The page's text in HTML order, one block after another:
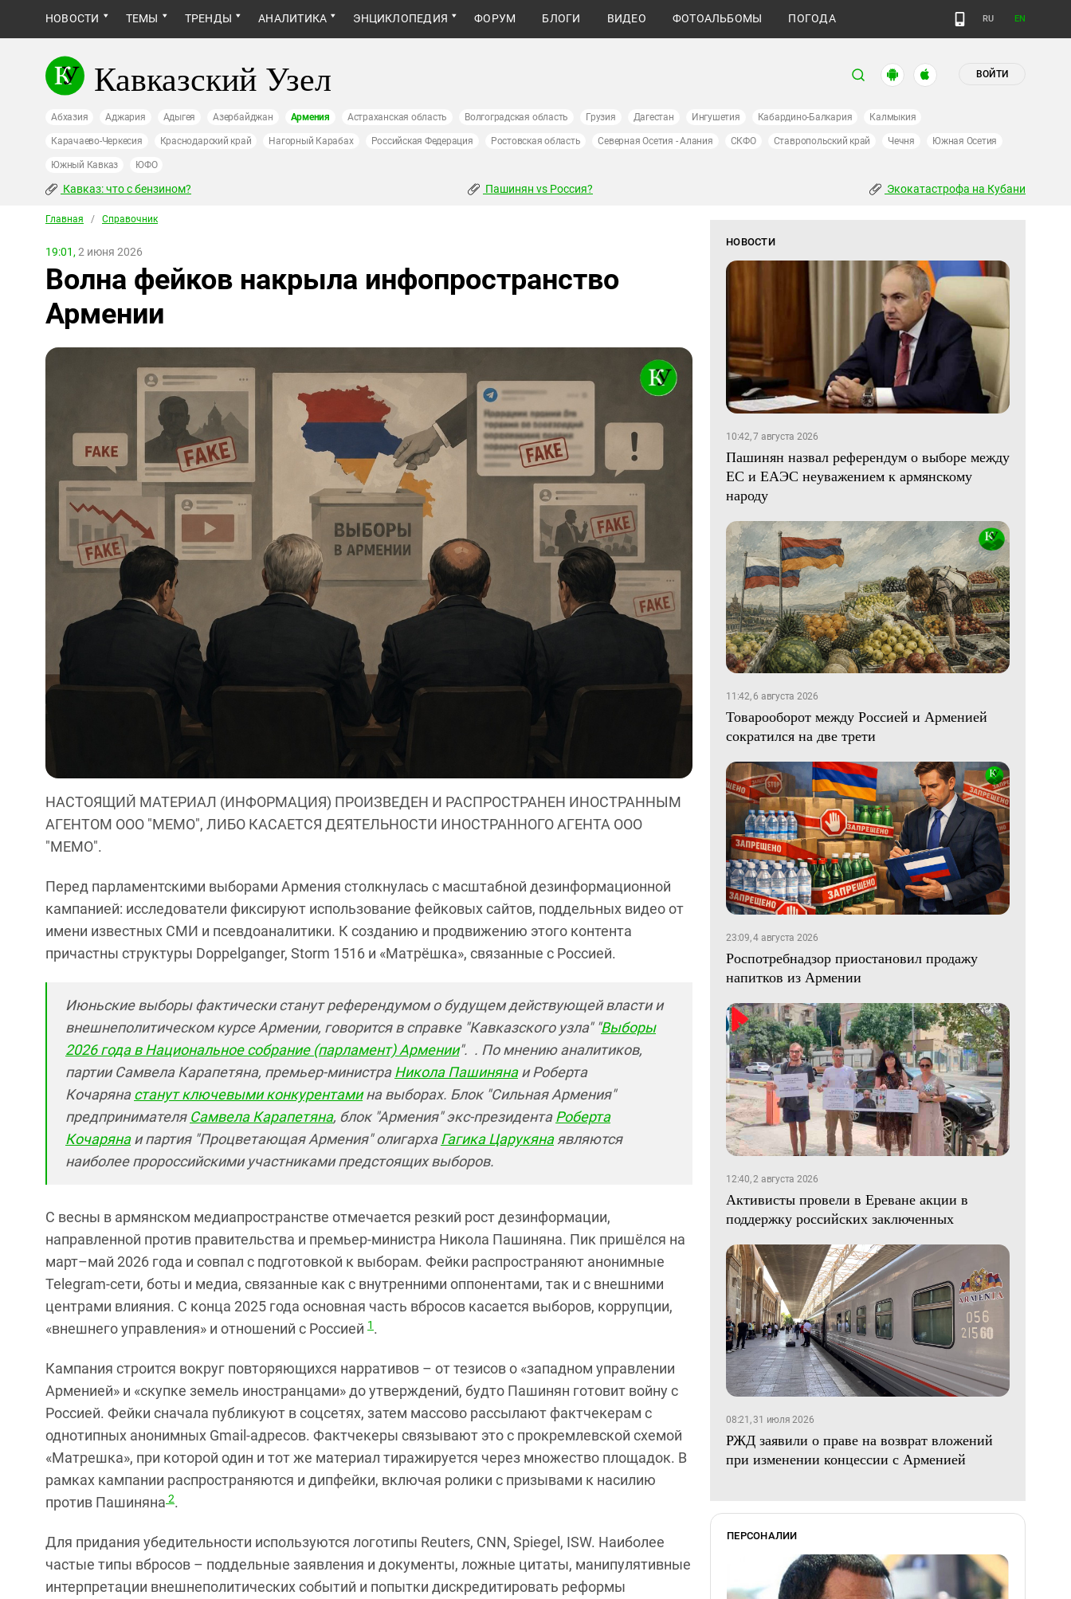
НОВОСТИ ТЕМЫ ТРЕНДЫ АНАЛИТИКА ЭНЦИКЛОПЕДИЯ ФОРУМ БЛОГИ ВИДЕО ФОТОАЛЬБОМЫ ПОГОДА RU EN
Кавказский Узел ВОЙТИ
Абхазия Аджария Адыгея Азербайджан Армения Астраханская область Волгоградская область Грузия Дагестан Ингушетия Кабардино-Балкария Калмыкия
Карачаево-Черкесия Краснодарский край Нагорный Карабах Российская Федерация Ростовская область Северная Осетия - Алания СКФО Ставропольский край Чечня Южная Осетия
Южный Кавказ ЮФО
Кавказ: что с бензином? Пашинян vs Россия? Экокатастрофа на Кубани
Главная / Справочник
19:01, 2 июня 2026
Волна фейков накрыла инфопространство
Армении
НАСТОЯЩИЙ МАТЕРИАЛ (ИНФОРМАЦИЯ) ПРОИЗВЕДЕН И РАСПРОСТРАНЕН ИНОСТРАННЫМ
АГЕНТОМ ООО "МЕМО", ЛИБО КАСАЕТСЯ ДЕЯТЕЛЬНОСТИ ИНОСТРАННОГО АГЕНТА ООО
"МЕМО".
Перед парламентскими выборами Армения столкнулась с масштабной дезинформационной
кампанией: исследователи фиксируют использование фейковых сайтов, поддельных видео от
имени известных СМИ и псевдоаналитики. К созданию и продвижению этого контента
причастны структуры Doppelganger, Storm 1516 и «Матрёшка», связанные с Россией.
Июньские выборы фактически станут референдумом о будущем действующей власти и
внешнеполитическом курсе Армении, говорится в справке "Кавказского узла" "Выборы
2026 года в Национальное собрание (парламент) Армении". . По мнению аналитиков,
партии Самвела Карапетяна, премьер-министраНикола Пашинянаи Роберта
Кочарянастанут ключевыми конкурентамина выборах. Блок "Сильная Армения"
предпринимателя Самвела Карапетяна, блок "Армения" экс-президентаРоберта
Кочарянаи партия "Процветающая Армения" олигархаГагика Царукянаявляются
наиболее пророссийскими участниками предстоящих выборов.
С весны в армянском медиапространстве отмечается резкий рост дезинформации,
направленной против правительства и премьер‑министра Никола Пашиняна. Пик пришёлся на
март–май 2026 года и совпал с подготовкой к выборам. Фейки распространяют анонимные
Telegram‑сети, боты и медиа, связанные как с внутренними оппонентами, так и с внешними
центрами влияния. С конца 2025 года основная часть вбросов касается выборов, коррупции,
«внешнего управления» и отношений с Россией 1 .
Кампания строится вокруг повторяющихся нарративов – от тезисов о «западном управлении
Арменией» и «скупке земель иностранцами» до утверждений, будто Пашинян готовит войну с
Россией. Фейки сначала публикуют в соцсетях, затем массово рассылают фактчекерам с
однотипных анонимных Gmail‑адресов. Фактчекеры связывают это с прокремлевской схемой
«Матрешка», при которой один и тот же материал тиражируется через множество площадок. В
рамках кампании распространяются и дипфейки, включая ролики с призывами к насилию
против Пашиняна 2.
Для придания убедительности используются логотипы Reuters, CNN, Spiegel, ISW. Наиболее
частые типы вбросов – поддельные заявления и документы, ложные цитаты, манипулятивные
интерпретации внешнеполитических событий и попытки дискредитировать реформы
НОВОСТИ
10:42, 7 августа 2026
Пашинян назвал референдум о выборе между
ЕС и ЕАЭС неуважением к армянскому
народу
11:42, 6 августа 2026
Товарооборот между Россией и Арменией
сократился на две трети
23:09, 4 августа 2026
Роспотребнадзор приостановил продажу
напитков из Армении
12:40, 2 августа 2026
Активисты провели в Ереване акции в
поддержку российских заключенных
08:21, 31 июля 2026
РЖД заявили о праве на возврат вложений
при изменении концессии с Арменией
ПЕРСОНАЛИИ